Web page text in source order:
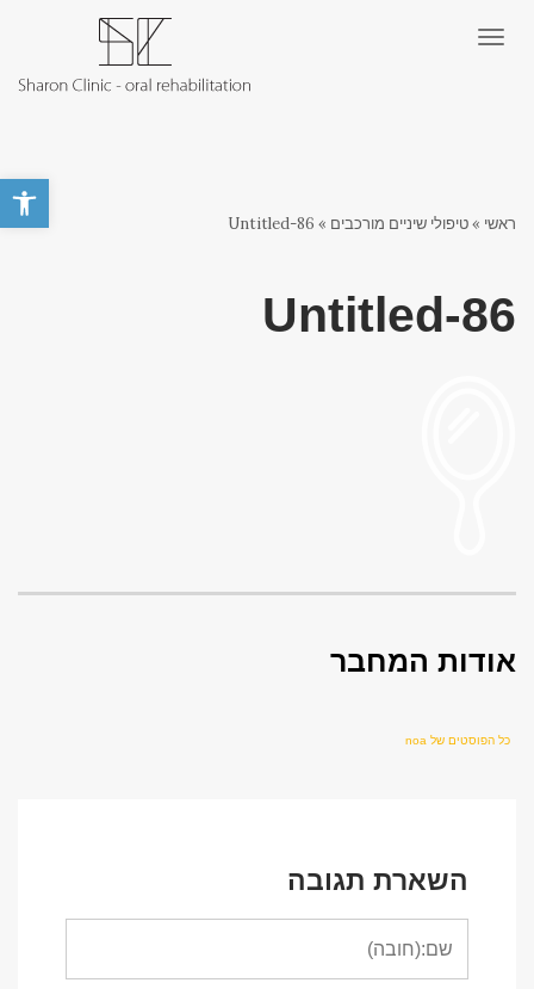
פתח
תפריט
ראשי »טיפולי שיניים מורכבים »
Untitled-86
Untitled-86
אודות המחבר
כל הפוסטים של noa
השארת תגובה